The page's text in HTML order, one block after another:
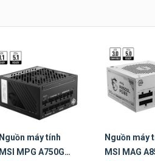
Nguồn máy tính
MSI MPG A750G
Nguồn máy
MSI MAG